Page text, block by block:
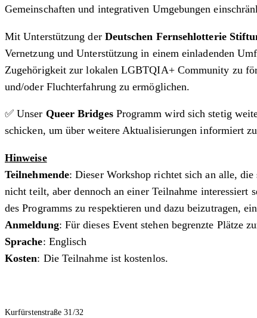
Gemeinschaften und integrativen Umgebungen
Mit Unterstützung derDeutschen Fernsehlotterie
Vernetzung und Unterstützung in einem einladenden
Zugehörigkeit zur lokalen LGBTQIA+ Community zu
und/oder Fluchterfahrung zu ermöglichen.
✅ Unser Queer BridgesProgramm wird sich stetig
schicken, um über weitere Aktualisierungen informiert
Hinweise
Teilnehmende: Dieser Workshop richtet sich an alle,
nicht teilt, aber dennoch an einer Teilnahme
des Programms zu respektieren und dazu beizutragen,
Anmeldung: Für dieses Event stehen begrenzte Plätze
Sprache: Englisch
Kosten: Die Teilnahme ist kostenlos.
Kurfürstenstraße 31/32